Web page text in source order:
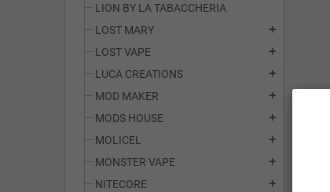
LION BY LA TABACCHERIA
LOST MARY
add
LOST VAPE add
LUCA CREATIONS add
MOD MAKER add
MODS HOUSE add
MOLICEL add
MONSTER VAPE add
NITECORE add